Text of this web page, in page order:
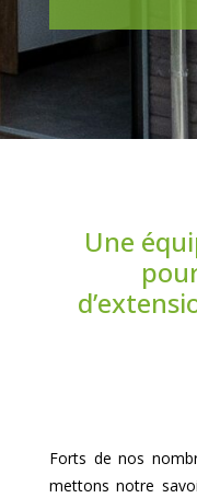
Une
Forts de nos
mettons notre